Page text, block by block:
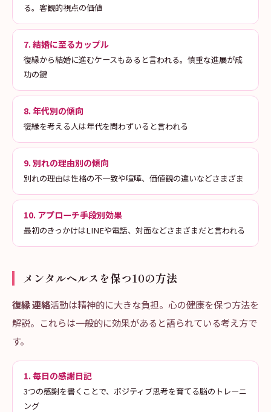
る。客観的視点の価値
7. 結婚に至るカップル
復縁から結婚に進むケースもあると言われる。慎重な進展が成
功の鍵
8. 年代別の傾向
復縁を考える人は年代を問わずいると言われる
9. 別れの理由別の傾向
別れの理由は性格の不一致や喧嘩、価値観の違いなどさまざま
10. アプローチ手段別効果
最初のきっかけはLINEや電話、対面などさまざまだと言われる
メンタルヘルスを保つ10の方法
復縁 連絡活動は精神的に大きな負担。心の健康を保つ方法を
解説。これらは一般的に効果があると語られている考え方で
す。
1. 毎日の感謝日記
3つの感謝を書くことで、ポジティブ思考を育てる脳のトレーニ
ング